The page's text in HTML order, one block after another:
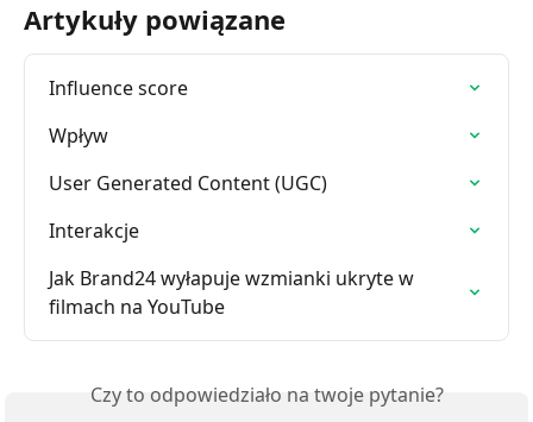
Artykuły powiązane
Influence score
Wpływ
User Generated Content (UGC)
Interakcje
Jak Brand24 wyłapuje wzmianki ukryte w
filmach na YouTube
Czy to odpowiedziało na twoje pytanie?